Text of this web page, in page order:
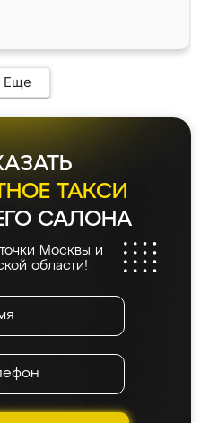
Еще
ТАКСИ
САЛОНА
Москвы и
области!